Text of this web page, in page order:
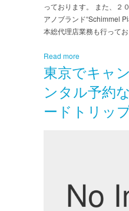
っております。 また、２
アノブランド“Schimmel
本総代理店業務も行ってお
Read more
東京でキャ
ンタル予約
ードトリッ